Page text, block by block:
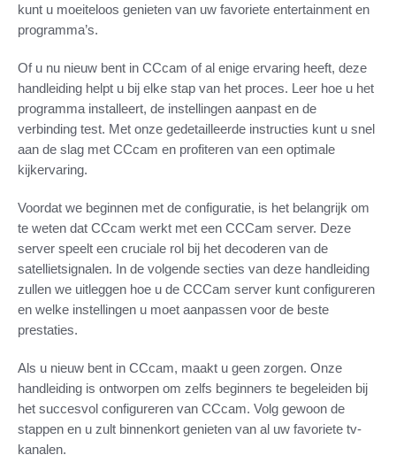
kunt u moeiteloos genieten van uw favoriete entertainment en
programma’s.
Of u nu nieuw bent in CCcam of al enige ervaring heeft, deze
handleiding helpt u bij elke stap van het proces. Leer hoe u het
programma installeert, de instellingen aanpast en de
verbinding test. Met onze gedetailleerde instructies kunt u snel
aan de slag met CCcam en profiteren van een optimale
kijkervaring.
Voordat we beginnen met de configuratie, is het belangrijk om
te weten dat CCcam werkt met een CCCam server. Deze
server speelt een cruciale rol bij het decoderen van de
satellietsignalen. In de volgende secties van deze handleiding
zullen we uitleggen hoe u de CCCam server kunt configureren
en welke instellingen u moet aanpassen voor de beste
prestaties.
Als u nieuw bent in CCcam, maakt u geen zorgen. Onze
handleiding is ontworpen om zelfs beginners te begeleiden bij
het succesvol configureren van CCcam. Volg gewoon de
stappen en u zult binnenkort genieten van al uw favoriete tv-
kanalen.